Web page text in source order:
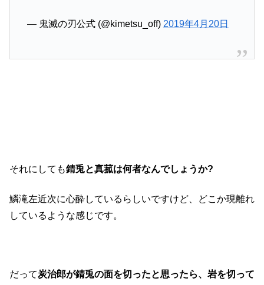
— 鬼滅の刃公式 (@kimetsu_off) 2019年4月20日
それにしても錆兎と真菰は何者なんでしょうか?
鱗滝左近次に心酔しているらしいですけど、どこか現離れ
しているような感じです。
だって炭治郎が錆兎の面を切ったと思ったら、岩を切って